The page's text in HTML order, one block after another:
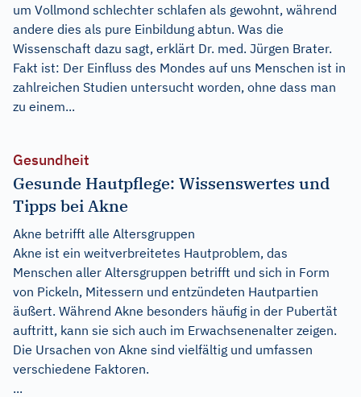
um Vollmond schlechter schlafen als gewohnt, während
andere dies als pure Einbildung abtun. Was die
Wissenschaft dazu sagt, erklärt Dr. med. Jürgen Brater.
Fakt ist: Der Einfluss des Mondes auf uns Menschen ist in
zahlreichen Studien untersucht worden, ohne dass man
zu einem...
Gesundheit
Gesunde Hautpflege: Wissenswertes und
Tipps bei Akne
Akne betrifft alle Altersgruppen
Akne ist ein weitverbreitetes Hautproblem, das
Menschen aller Altersgruppen betrifft und sich in Form
von Pickeln, Mitessern und entzündeten Hautpartien
äußert. Während Akne besonders häufig in der Pubertät
auftritt, kann sie sich auch im Erwachsenenalter zeigen.
Die Ursachen von Akne sind vielfältig und umfassen
verschiedene Faktoren.
...